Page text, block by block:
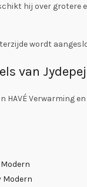
hij over grotere
wordt
van
HAVÉ Verwarming
Modern